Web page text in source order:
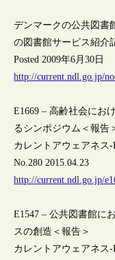
デンマークの公共図書
の図書館サービス紹介
Posted 2009年6月30日
http://current.ndl.go.jp/
E1669 – 高齢社会にお
るシンポジウム＜報告
カレントアウェアネス-
No.280 2015.04.23
http://current.ndl.go.jp/
E1547 – 公共図書館に
スの創造＜報告＞
カレントアウェアネス-